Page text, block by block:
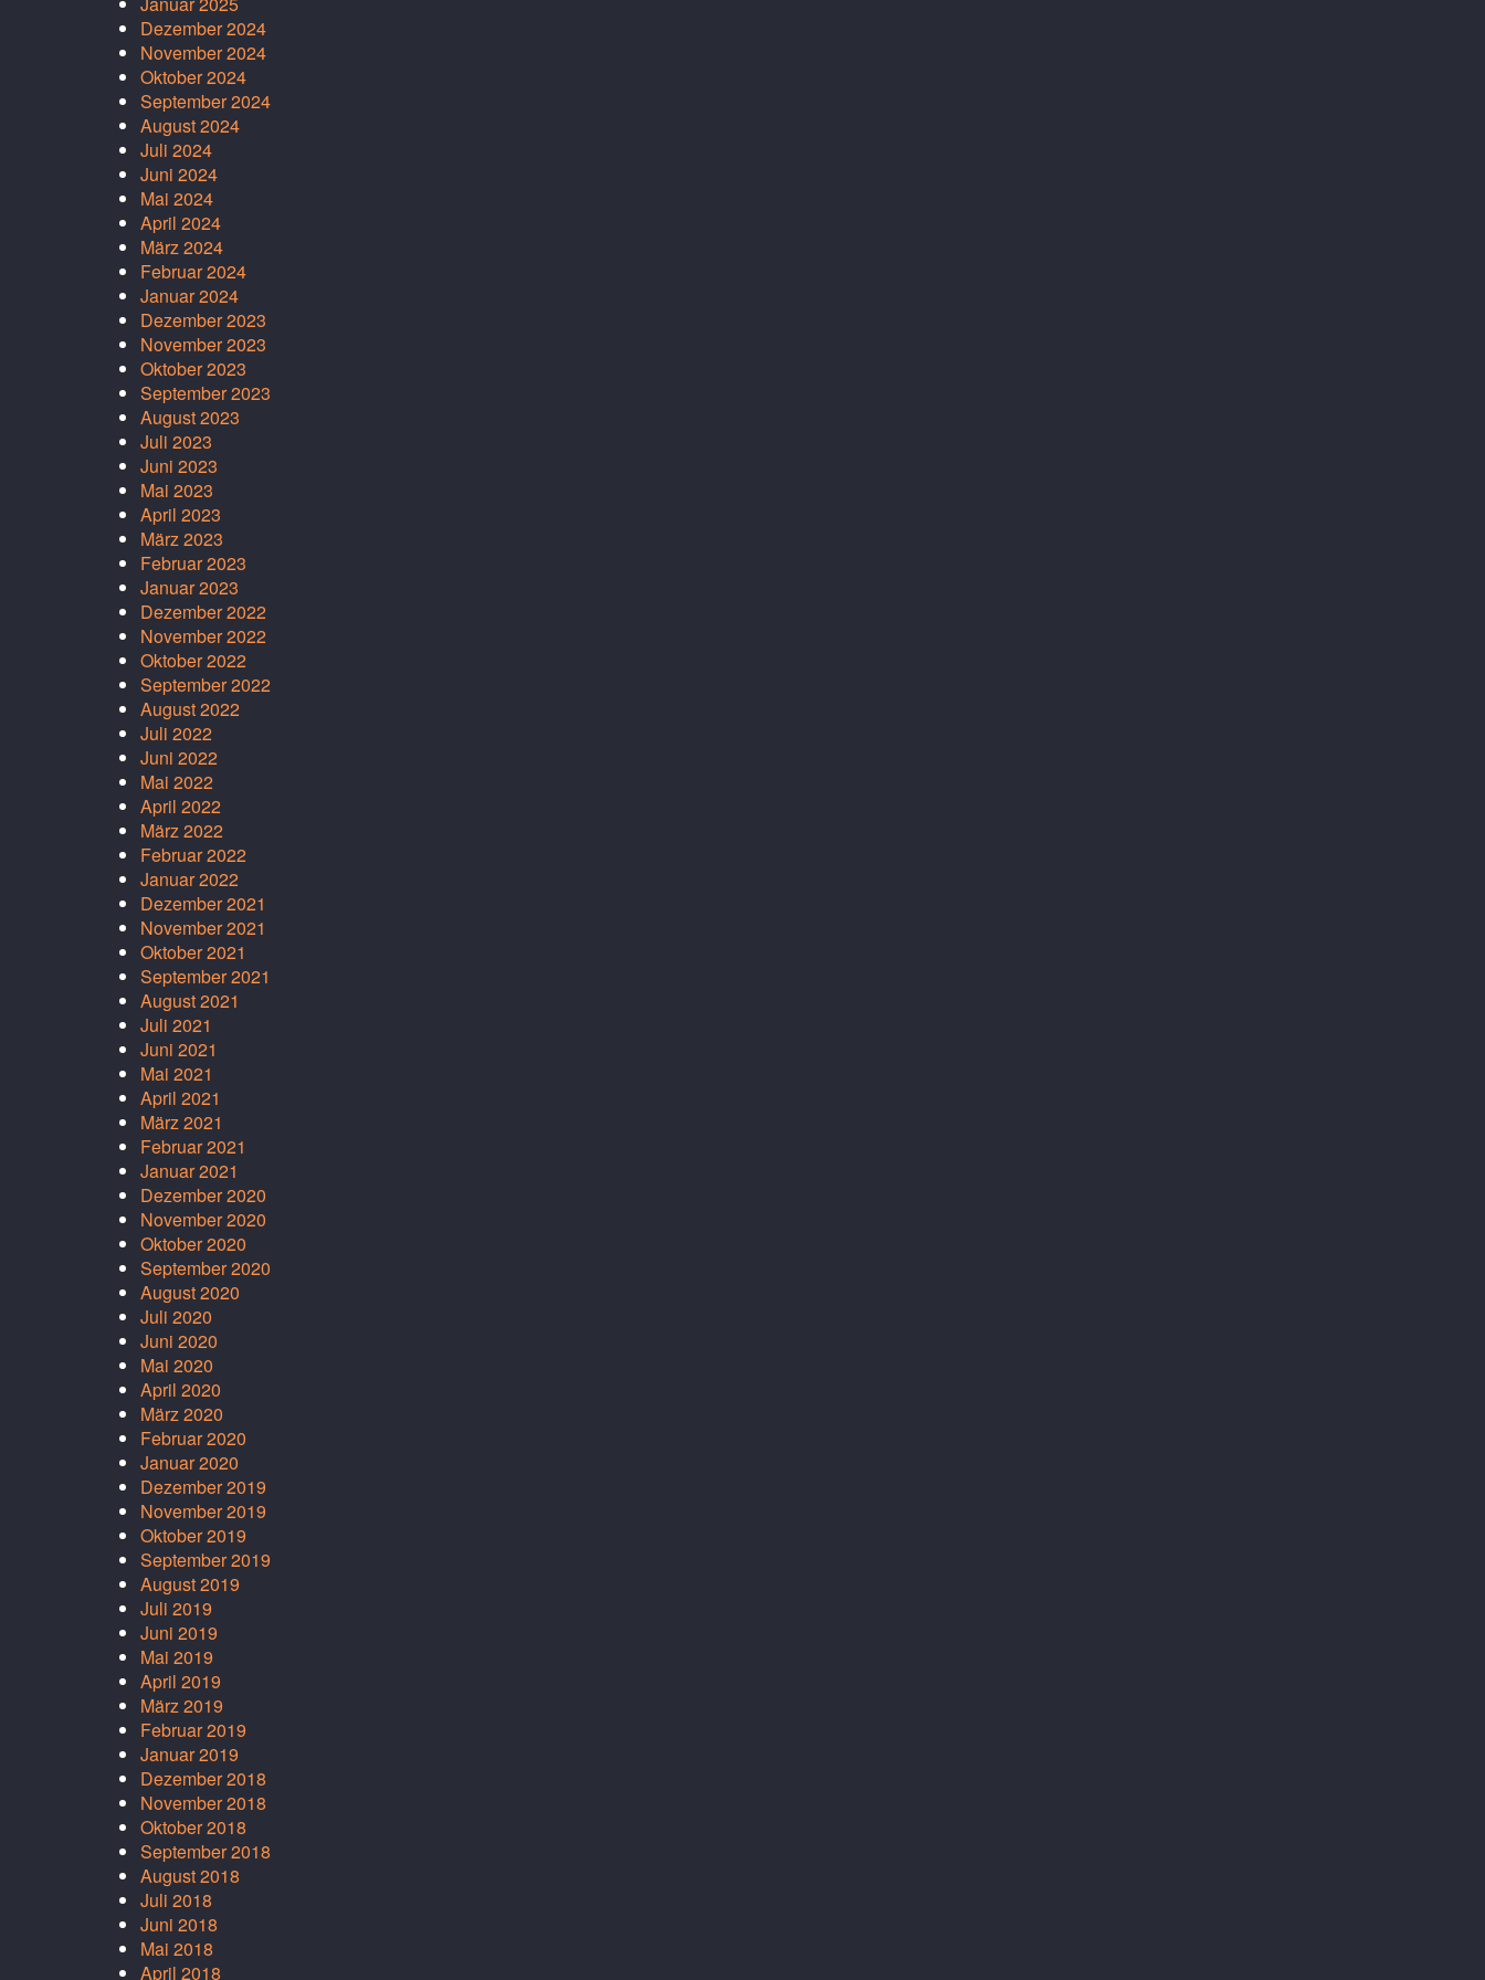
Dezember 2024
November 2024
Oktober 2024
September 2024
August 2024
Juli 2024
Juni 2024
Mai 2024
April 2024
März 2024
Februar 2024
Januar 2024
Dezember 2023
November 2023
Oktober 2023
September 2023
August 2023
Juli 2023
Juni 2023
Mai 2023
April 2023
März 2023
Februar 2023
Januar 2023
Dezember 2022
November 2022
Oktober 2022
September 2022
August 2022
Juli 2022
Juni 2022
Mai 2022
April 2022
März 2022
Februar 2022
Januar 2022
Dezember 2021
November 2021
Oktober 2021
September 2021
August 2021
Juli 2021
Juni 2021
Mai 2021
April 2021
März 2021
Februar 2021
Januar 2021
Dezember 2020
November 2020
Oktober 2020
September 2020
August 2020
Juli 2020
Juni 2020
Mai 2020
April 2020
März 2020
Februar 2020
Januar 2020
Dezember 2019
November 2019
Oktober 2019
September 2019
August 2019
Juli 2019
Juni 2019
Mai 2019
April 2019
März 2019
Februar 2019
Januar 2019
Dezember 2018
November 2018
Oktober 2018
September 2018
August 2018
Juli 2018
Juni 2018
Mai 2018
April 2018